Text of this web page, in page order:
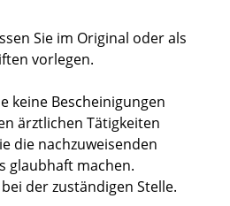
Sie im Original oder als
vorlegen.
keine Bescheinigungen
ärztlichen Tätigkeiten
die nachzuweisenden
glaubhaft machen.
der zuständigen Stelle.